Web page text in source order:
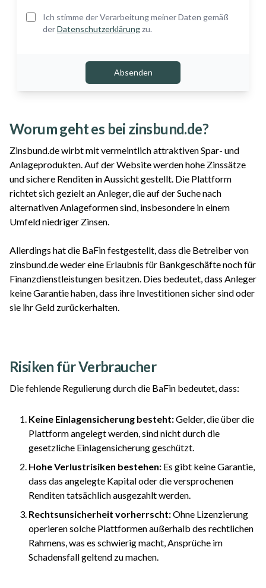
Ich stimme der Verarbeitung meiner Daten gemäß
derDatenschutzerklärungzu.
Absenden
Worum geht es bei zinsbund.de?
Zinsbund.de wirbt mit vermeintlich attraktiven Spar- und
Anlageprodukten. Auf der Website werden hohe Zinssätze
und sichere Renditen in Aussicht gestellt. Die Plattform
richtet sich gezielt an Anleger, die auf der Suche nach
alternativen Anlageformen sind, insbesondere in einem
Umfeld niedriger Zinsen.
Allerdings hat die BaFin festgestellt, dass die Betreiber von
zinsbund.de weder eine Erlaubnis für Bankgeschäfte noch für
Finanzdienstleistungen besitzen. Dies bedeutet, dass Anleger
keine Garantie haben, dass ihre Investitionen sicher sind oder
sie ihr Geld zurückerhalten.
Risiken für Verbraucher
Die fehlende Regulierung durch die BaFin bedeutet, dass:
Keine Einlagensicherung besteht:Gelder, die über die
Plattform angelegt werden, sind nicht durch die
gesetzliche Einlagensicherung geschützt.
Hohe Verlustrisiken bestehen: Es gibt keine Garantie,
dass das angelegte Kapital oder die versprochenen
Renditen tatsächlich ausgezahlt werden.
Rechtsunsicherheit vorherrscht:Ohne Lizenzierung
operieren solche Plattformen außerhalb des rechtlichen
Rahmens, was es schwierig macht, Ansprüche im
Schadensfall geltend zu machen.